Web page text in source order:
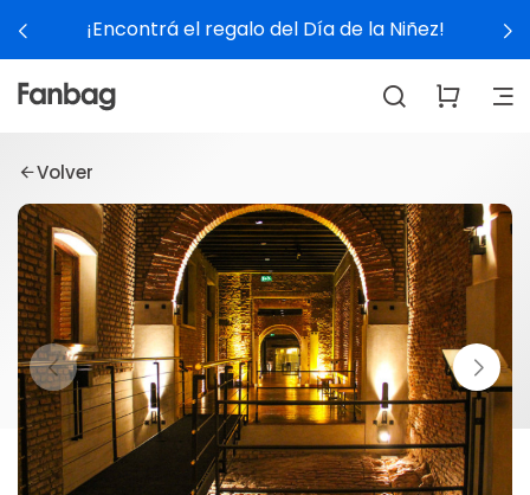
¡Encontrá el regalo del Día de la Niñez!
Volver